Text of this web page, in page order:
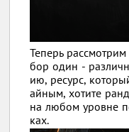
Теперь
бор один -
ию, ресурс,
айным, хотите
на любом уровне
ках.